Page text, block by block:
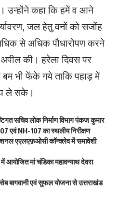
उन्होंने कहा कि हमें व आने
जल हेतु वनों को सजोंह
से अधिक पौधारोपण करने
की। हरेला दिवस पर
भी फेंके गये ताकि पहाड़ में
ले सके।
सचिव लोक निर्माण विभाग पंकज कुमार
07 एवं NH-107 का स्थलीय निरीक्षण
एएलएफ़ओसी कॉन्क्लेव में समावेशी
आयोजित मां चंडिका महावन्याथ देवरा
बागवानी एवं सुफल योजना से उत्तराखंड